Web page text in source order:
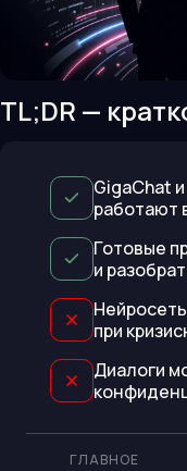
TL;DR —
GigaChat
работают
Готовые
и
при
Диалоги
ГЛАВНОЕ